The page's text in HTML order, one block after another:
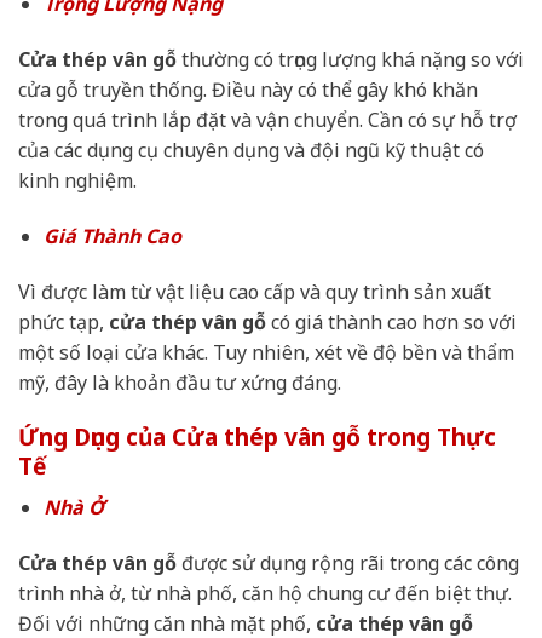
Cửa thép vân gỗthường có trọng lượng khá nặng so với
cửa gỗ truyền thống. Điều này có thể gây khó khăn
trong quá trình lắp đặt và vận chuyển. Cần có sự hỗ trợ
của các dụng cụ chuyên dụng và đội ngũ kỹ thuật có
kinh nghiệm.
Giá Thành Cao
Vì được làm từ vật liệu cao cấp và quy trình sản xuất
phức tạp, cửa thép vân gỗcó giá thành cao hơn so với
một số loại cửa khác. Tuy nhiên, xét về độ bền và thẩm
mỹ, đây là khoản đầu tư xứng đáng.
Ứng Dụng của Cửa thép vân gỗ trong Thực
Tế
Nhà Ở
Cửa thép vân gỗ được sử dụng rộng rãi trong các công
trình nhà ở, từ nhà phố, căn hộ chung cư đến biệt thự.
Đối với những căn nhà mặt phố, cửa thép vân gỗ